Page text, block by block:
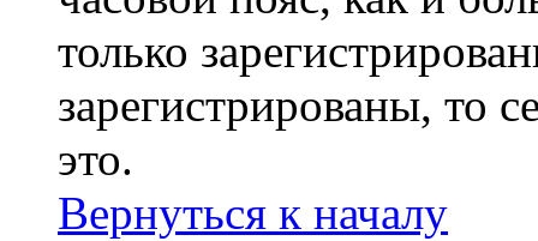
только
зарегистрированы, то
это.
Вернуться к началу